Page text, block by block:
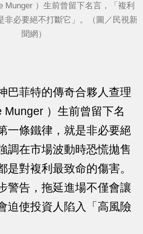
Munger ）生前曾留下名言，「複利
非必要絕不打斷它」。（圖／民視新
聞網）
巴菲特的傳奇合夥人查理
Munger ）生前曾留下名
一條鐵律，就是非必要絕
調在市場波動時恐慌拋售
是對複利最致命的傷害。
警告，拖延進場不僅會讓
迫使投資人陷入「高風險